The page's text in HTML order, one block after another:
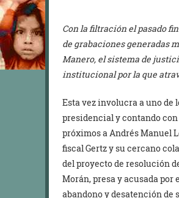
Con la filtración el pasado
de grabaciones generadas
Manero, el sistema de
institucional por la que
Esta vez involucra a uno
presidencial y contando
próximos a Andrés Manuel
fiscal Gertz y su cercano
del proyecto de resolución
Morán, presa y acusada
abandono y desatención de